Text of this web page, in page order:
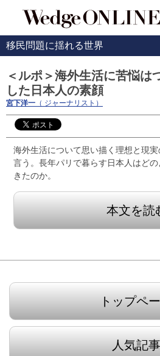
移民問題に揺れる世界
＜ルポ＞海外生活に苦悩は
した日本人の素顔
宮下洋一 （ ジャーナリスト）
海外生活について思い描く理想と現
言う。長年パリで暮らす日本人はど
きたのか。
本文を読
トップペ
人気記事